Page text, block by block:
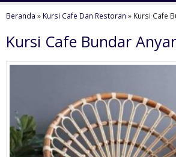
Beranda » Kursi Cafe Dan Restoran » Kursi Cafe
Kursi Cafe Bundar